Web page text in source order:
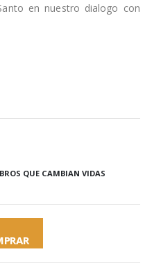
en nuestro dialogo con
QUE CAMBIAN VIDAS